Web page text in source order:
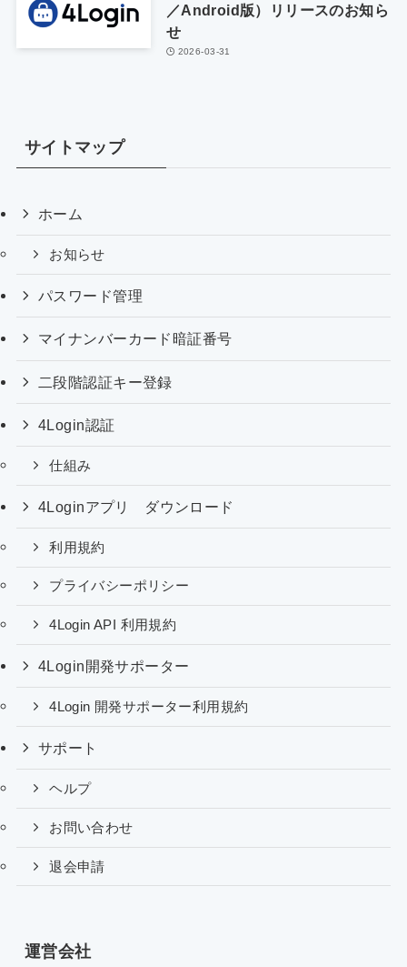
／Android版）リリースのお知ら
せ
2026-03-31
サイトマップ
ホーム
お知らせ
パスワード管理
マイナンバーカード暗証番号
二段階認証キー登録
4Login認証
仕組み
4Loginアプリ ダウンロード
利用規約
プライバシーポリシー
4Login API 利用規約
4Login開発サポーター
4Login 開発サポーター利用規約
サポート
ヘルプ
お問い合わせ
退会申請
運営会社